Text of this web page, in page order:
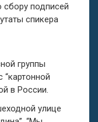
подписей
спикера
группы
“картонной
в России.
улице